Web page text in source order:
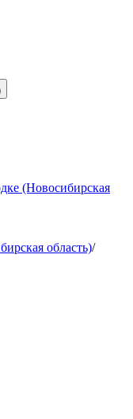
(Новосибирская
область)/